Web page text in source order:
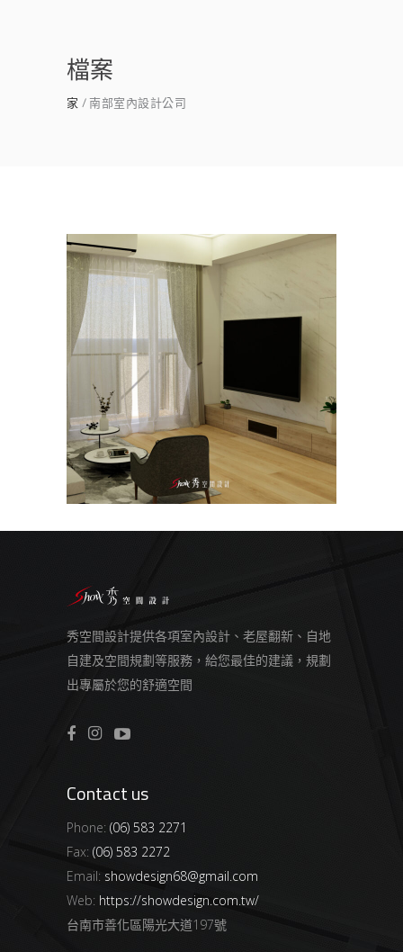
檔案
家 南部室內設計公司
台南新化室內設計｜透天裝潢
推薦×新富凰3.0
室內設計 /新成屋
秀空間設計提供各項室內設計、老屋翻新、自地
自建及空間規劃等服務，給您最佳的建議，規劃
出專屬於您的舒適空間
Contact us
Phone: (06) 583 2271
Fax: (06) 583 2272
Email: showdesign68@gmail.com
Web: https://showdesign.com.tw/
台南市善化區陽光大道197號